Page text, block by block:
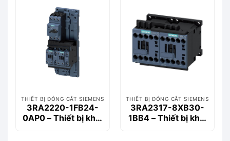
THIẾT BỊ ĐÓNG CẮT SIEMENS
3RA2220-1FB24-
0AP0 – Thiết bị khởi
THIẾT BỊ ĐÓNG CẮT SIEMENS
3RA2317-8XB30-
1BB4 – Thiết bị khởi